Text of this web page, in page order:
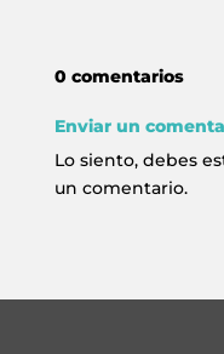
0 comentarios
Enviar un
Lo siento, debes
un comentario.